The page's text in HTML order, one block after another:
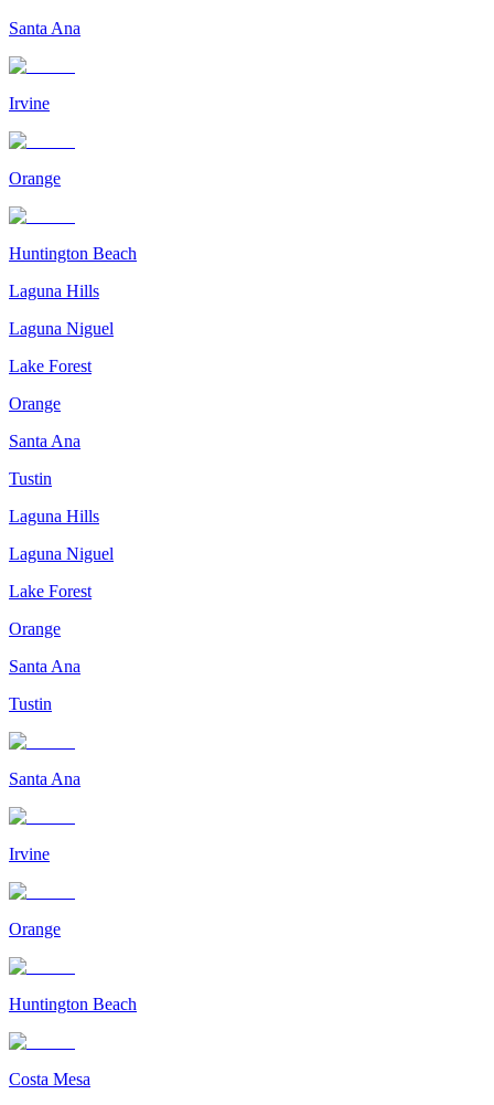
Santa Ana
Irvine
Orange
Huntington Beach
Laguna Hills
Laguna Niguel
Lake Forest
Orange
Santa Ana
Tustin
Laguna Hills
Laguna Niguel
Lake Forest
Orange
Santa Ana
Tustin
Santa Ana
Irvine
Orange
Huntington Beach
Costa Mesa